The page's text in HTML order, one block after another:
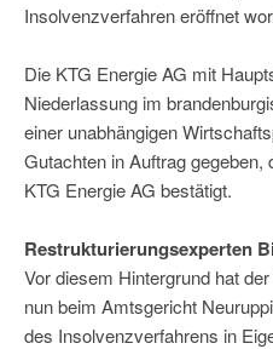
Insolvenzverfahren eröffnet
Die KTG Energie AG mit
Niederlassung im
einer unabhängigen
Gutachten in Auftrag
KTG Energie AG bestätigt.
Restrukturierungsexperten
Vor diesem Hintergrund hat
nun beim Amtsgericht
des Insolvenzverfahrens in